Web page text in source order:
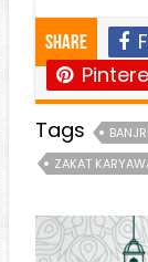
Share
Tags
ZAKAT